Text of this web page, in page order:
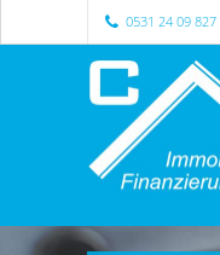
0531 24 09 827